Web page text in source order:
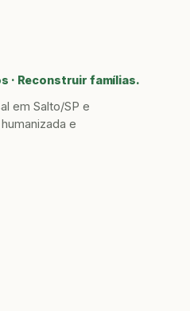
· Reconstruir famílias.
em Salto/SP e
e